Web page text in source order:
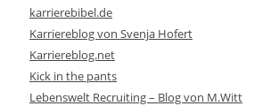
karrierebibel.de
Karriereblog von Svenja Hofert
Karriereblog.net
Kick in the pants
Lebenswelt Recruiting – Blog von M.Witt